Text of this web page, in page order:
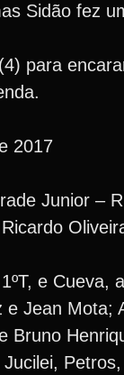
Sidão fez
para
2017
Junior –
e Cueva,
Jean Mota;
Bruno